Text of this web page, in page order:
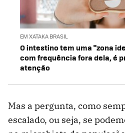
EM XATAKA BRASIL
O intestino tem uma "zona
com frequência fora dela, é
atenção
Mas a pergunta, como
escalado, ou seja, se